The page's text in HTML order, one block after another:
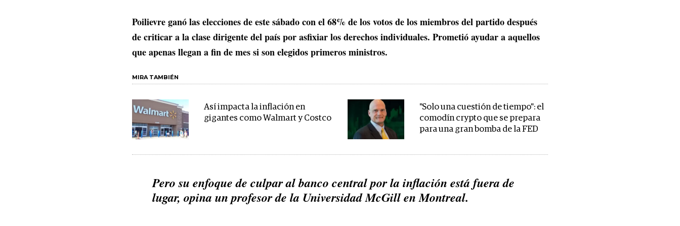
Poilievre ganó las elecciones de este sábado con el 68% de los votos de los miembros del partido después
de criticar a la clase dirigente del país por asfixiar los derechos individuales. Prometió ayudar a aquellos
que apenas llegan a fin de mes si son elegidos primeros ministros.
MIRA TAMBIÉN
Así impacta la inflación en
gigantes como Walmart y Costco
"Solo una cuestión de tiempo": el
comodín crypto que se prepara
para una gran bomba de la FED
Pero su enfoque de culpar al banco central por la inflación está fuera de
lugar, opina un profesor de la Universidad McGill en Montreal.